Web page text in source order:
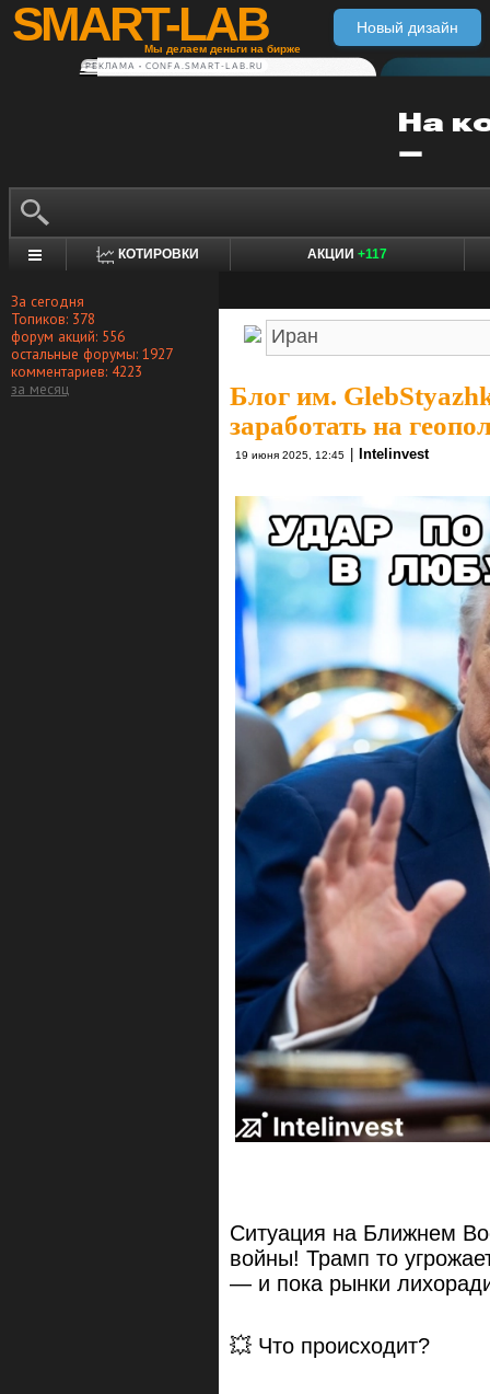
SMART-LAB
Мы делаем деньги на бирже
Новый дизайн
РЕКЛАМА • CONFA.SMART-LAB.RU
КОТИРОВКИ АКЦИИ +117
За сегодня
Топиков: 378
форум акций: 556
остальные форумы: 1927
комментариев: 4223
за месяц
Блог им.
заработать на
19 июня 2025, 12:45 Intelinvest
Ситуация на Ближнем
войны! Трамп то
— и пока рынки
💥 Что происходит?